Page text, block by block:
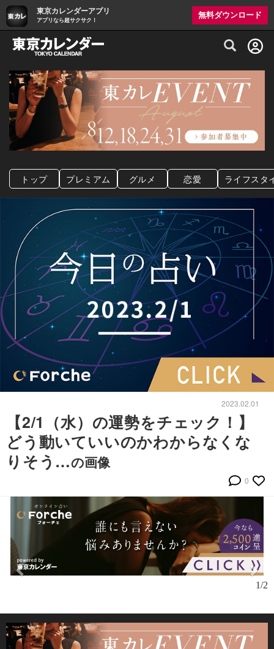
東京カレンダーアプリ
アプリなら超サクサク！
無料ダウンロード
グルメ情報・プレミアムレストラン予約
トップ プレミアム グルメ 恋愛 ライフスタ
2023.02.01
【2/1（水）の運勢をチェック！】
どう動いていいのかわからなくな
りそう…の画像
0
1/2